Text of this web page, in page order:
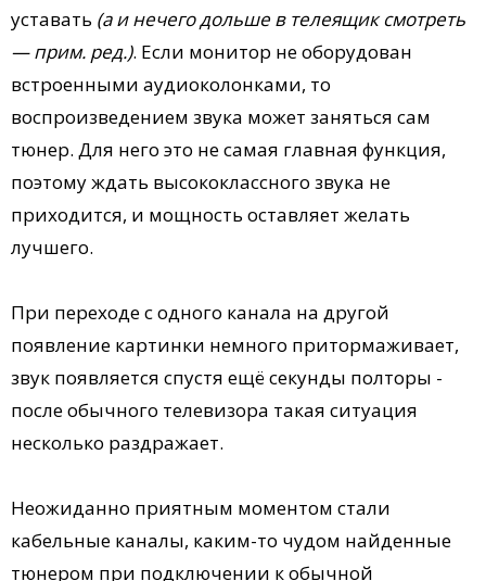
уставать (а и нечего дольше в телеящик смотреть
— прим. ред.). Если монитор не оборудован
встроенными аудиоколонками, то
воспроизведением звука может заняться сам
тюнер. Для него это не самая главная функция,
поэтому ждать высококлассного звука не
приходится, и мощность оставляет желать
лучшего.
При переходе с одного канала на другой
появление картинки немного притормаживает,
звук появляется спустя ещё секунды полторы -
после обычного телевизора такая ситуация
несколько раздражает.
Неожиданно приятным моментом стали
кабельные каналы, каким-то чудом найденные
тюнером при подключении к обычной